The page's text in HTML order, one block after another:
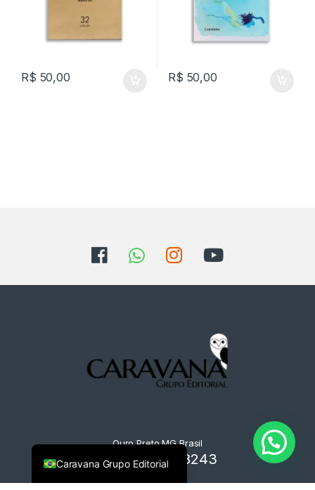
R$ 50,00 R$ 50,00
Ouro Preto MG Brasil
+55 31 9125-8243
Caravana Grupo Editorial